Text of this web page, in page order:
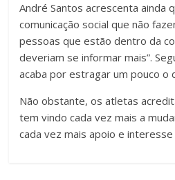
André Santos acrescenta ainda
comunicação social que não
pessoas que estão dentro da
deveriam se informar mais”.
acaba por estragar um pouco o
Não obstante, os atletas
tem vindo cada vez mais a
cada vez mais apoio e